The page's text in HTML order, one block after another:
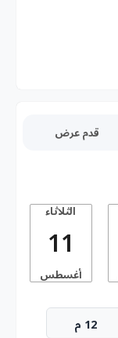
قدم عرض
الثلاثاء
11
أغسطس
12 م